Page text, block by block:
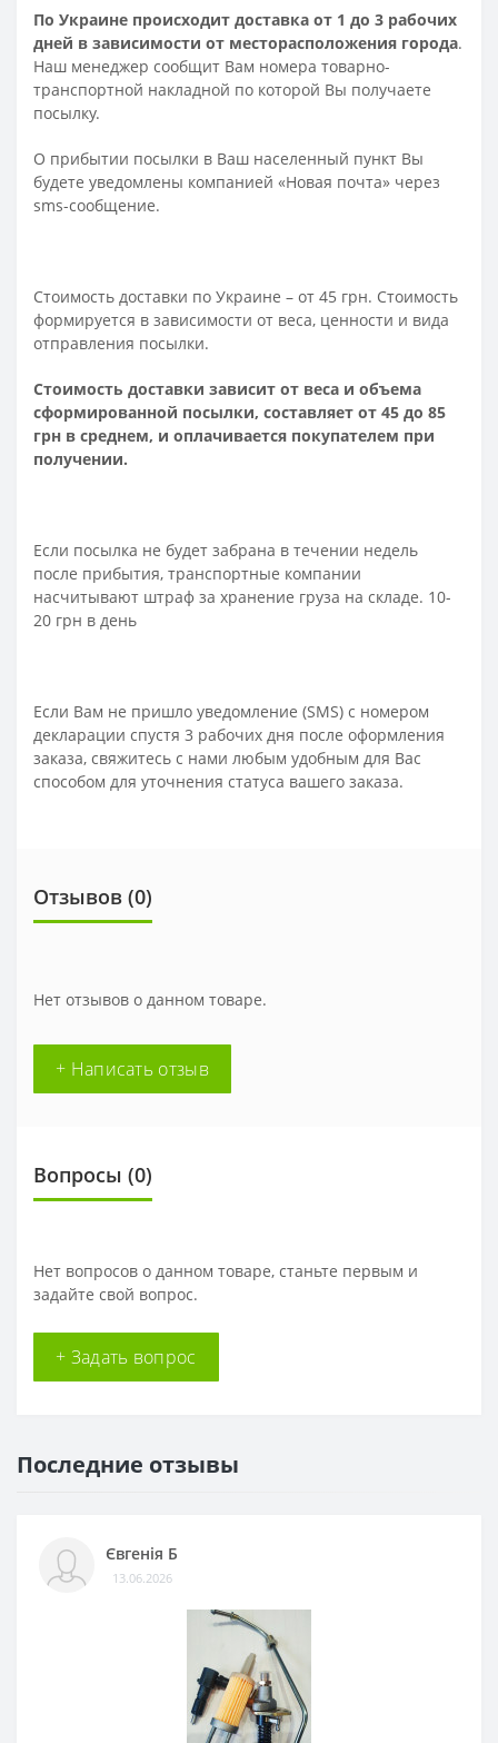
По Украине происходит доставка от 1 до 3 рабочих
дней в зависимости от месторасположения города.
Наш менеджер сообщит Вам номера товарно-
транспортной накладной по которой Вы получаете
посылку.
О прибытии посылки в Ваш населенный пункт Вы
будете уведомлены компанией «Новая почта» через
sms-сообщение.
Стоимость доставки по Украине – от 45 грн. Стоимость
формируется в зависимости от веса, ценности и вида
отправления посылки.
Стоимость доставки зависит от веса и объема
сформированной посылки, составляет от 45 до 85
грн в среднем, и оплачивается покупателем при
получении.
Если посылка не будет забрана в течении недель
после прибытия, транспортные компании
насчитывают штраф за хранение груза на складе. 10-
20 грн в день
Если Вам не пришло уведомление (SMS) с номером
декларации спустя 3 рабочих дня после оформления
заказа, свяжитесь с нами любым удобным для Вас
способом для уточнения статуса вашего заказа.
Отзывов (0)
Нет отзывов о данном товаре.
+ Написать отзыв
Вопросы (0)
Нет вопросов о данном товаре, станьте первым и
задайте свой вопрос.
+ Задать вопрос
Последние отзывы
Євгенія Б
13.06.2026